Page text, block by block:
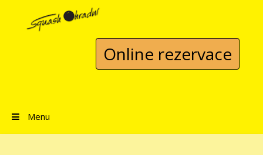
Přeskočit na obsah
Online rezervace
Menu